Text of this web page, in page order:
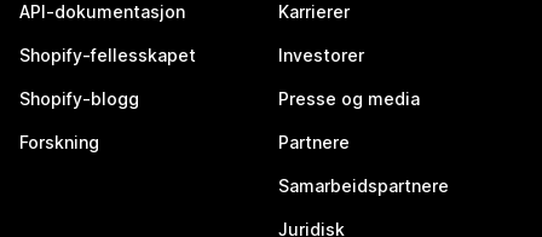
API-dokumentasjon
Shopify-fellesskapet
Shopify-blogg
Forskning
Karrierer
Investorer
Presse og media
Partnere
Samarbeidspartnere
Juridisk